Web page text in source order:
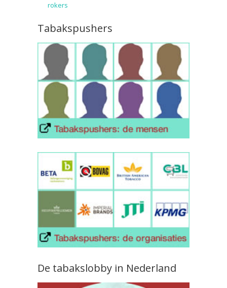
rokers
Tabakspushers
De tabakslobby in Nederland